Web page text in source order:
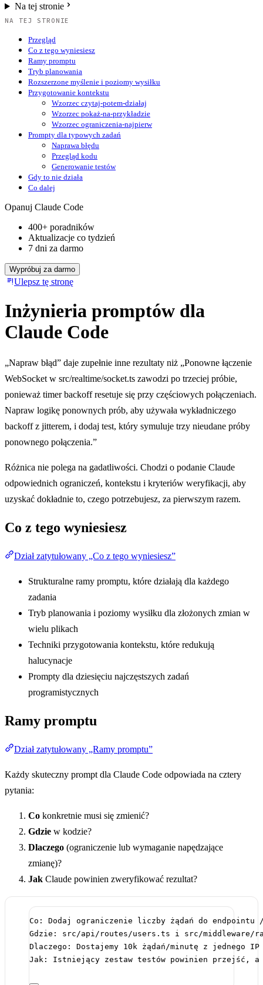
Na tej stronie
NA TEJ STRONIE
Przegląd
Co z tego wyniesiesz
Ramy promptu
Tryb planowania
Rozszerzone myślenie i poziomy wysiłku
Przygotowanie kontekstu
Wzorzec czytaj-potem-działaj
Wzorzec pokaż-na-przykładzie
Wzorzec ograniczenia-najpierw
Prompty dla typowych zadań
Naprawa błędu
Przegląd kodu
Generowanie testów
Gdy to nie działa
Co dalej
Opanuj Claude Code
400+ poradników
Aktualizacje co tydzień
7 dni za darmo
Wypróbuj za darmo
Ulepsz tę stronę
Inżynieria promptów dla
Claude Code
„Napraw błąd” daje zupełnie inne rezultaty niż „Ponowne łączenie
WebSocket w src/realtime/socket.ts zawodzi po trzeciej próbie,
ponieważ timer backoff resetuje się przy częściowych połączeniach.
Napraw logikę ponownych prób, aby używała wykładniczego
backoff z jitterem, i dodaj test, który symuluje trzy nieudane próby
ponownego połączenia.”
Różnica nie polega na gadatliwości. Chodzi o podanie Claude
odpowiednich ograniczeń, kontekstu i kryteriów weryfikacji, aby
uzyskać dokładnie to, czego potrzebujesz, za pierwszym razem.
Co z tego wyniesiesz
Dział zatytułowany „Co z tego wyniesiesz”
Strukturalne ramy promptu, które działają dla każdego
zadania
Tryb planowania i poziomy wysiłku dla złożonych zmian w
wielu plikach
Techniki przygotowania kontekstu, które redukują
halucynacje
Prompty dla dziesięciu najczęstszych zadań
programistycznych
Ramy promptu
Dział zatytułowany „Ramy promptu”
Każdy skuteczny prompt dla Claude Code odpowiada na cztery
pytania:
Co konkretnie musi się zmienić?
Gdzie w kodzie?
Dlaczego (ograniczenie lub wymaganie napędzające
zmianę)?
Jak Claude powinien zweryfikować rezultat?
Co: Dodaj ograniczenie liczby żądań do endpointu
Gdzie: src/api/routes/users.ts i src/
Dlaczego: Dostajemy 10k żądań/minutę z jednego
Jak: Istniejący zestaw testów powinien przejść, a